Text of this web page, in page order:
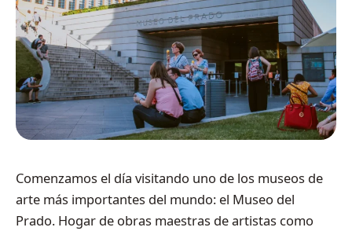
Comenzamos el día visitando uno de los museos de
arte más importantes del mundo: el Museo del
Prado. Hogar de obras maestras de artistas como